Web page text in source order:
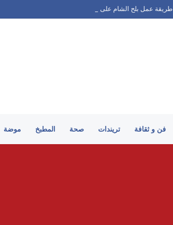
طريقة عمل بلح الشام على الطريقة السورية
فن و ثقافة تريندات صحة المطبخ موضة